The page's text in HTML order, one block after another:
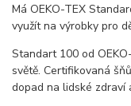
Má OEKO-TEX
využít na výrobky pro
Standart 100 od
světě. Certifikovaná
dopad na lidské zdraví